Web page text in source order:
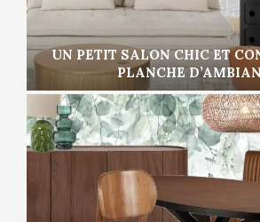
UN PETIT SALON CHIC ET
PLANCHE